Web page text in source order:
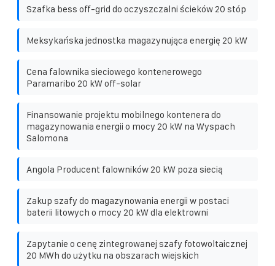
Szafka bess off-grid do oczyszczalni ścieków 20 stóp
Meksykańska jednostka magazynująca energię 20 kW
Cena falownika sieciowego kontenerowego
Paramaribo 20 kW off-solar
Finansowanie projektu mobilnego kontenera do
magazynowania energii o mocy 20 kW na Wyspach
Salomona
Angola Producent falowników 20 kW poza siecią
Zakup szafy do magazynowania energii w postaci
baterii litowych o mocy 20 kW dla elektrowni
Zapytanie o cenę zintegrowanej szafy fotowoltaicznej
20 MWh do użytku na obszarach wiejskich